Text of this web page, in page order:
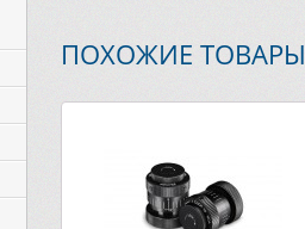
ПОХОЖИЕ ТОВАРЫ